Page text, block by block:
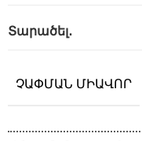
Տարածել․
ՉԱՓՄԱՆ ՄԻԱՎՈՐ